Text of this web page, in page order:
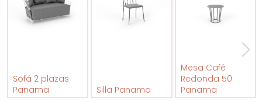
Sofá 2 plazas
Panama
Silla Panama
Mesa Café
Redonda 50
Panama